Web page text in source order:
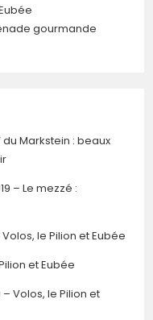
gourmande
du Markstein : beaux
– Le mezzé :
le Pilion et Eubée
et Eubée
Volos, le Pilion et